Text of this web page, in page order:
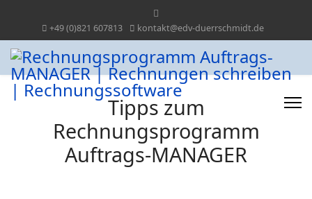
+49 (0)821 607813 kontakt@edv-duerrschmidt.de
Tipps zum
Rechnungsprogramm
Auftrags-MANAGER